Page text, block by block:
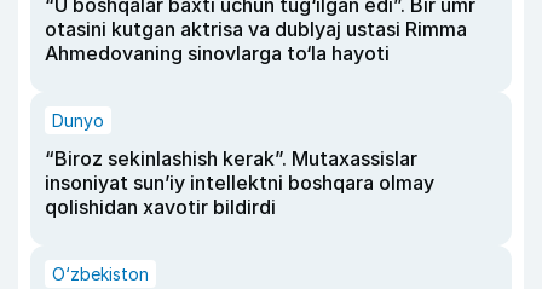
otasini kutgan aktrisa va dublyaj ustasi Rimma
Ahmedovaning sinovlarga to‘la hayoti
Dunyo
“Biroz sekinlashish kerak”. Mutaxassislar
insoniyat sun’iy intellektni boshqara olmay
qolishidan xavotir bildirdi
O‘zbekiston